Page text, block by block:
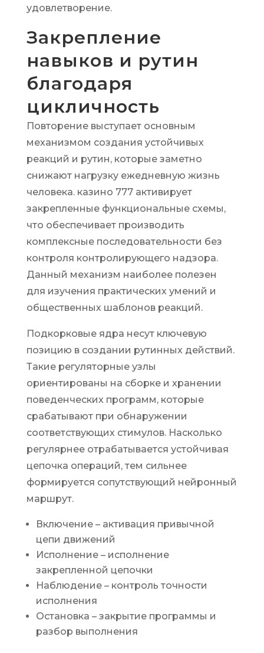
удовлетворение.
Закрепление
навыков и рутин
благодаря
цикличность
Повторение выступает основным
механизмом создания устойчивых
реакций и рутин, которые заметно
снижают нагрузку ежедневную жизнь
человека. казино 777 активирует
закрепленные функциональные схемы,
что обеспечивает производить
комплексные последовательности без
контроля контролирующего надзора.
Данный механизм наиболее полезен
для изучения практических умений и
общественных шаблонов реакций.
Подкорковые ядра несут ключевую
позицию в создании рутинных действий.
Такие регуляторные узлы
ориентированы на сборке и хранении
поведенческих программ, которые
срабатывают при обнаружении
соответствующих стимулов. Насколько
регулярнее отрабатывается устойчивая
цепочка операций, тем сильнее
формируется сопутствующий нейронный
маршрут.
Включение – активация привычной
цепи движений
Исполнение – исполнение
закрепленной цепочки
Наблюдение – контроль точности
исполнения
Остановка – закрытие программы и
разбор выполнения